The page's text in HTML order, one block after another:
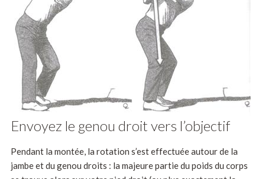
Envoyez le genou droit vers l’objectif
Pendant la montée, la rotation s’est effectuée autour de la
jambe et du genou droits : la majeure partie du poids du corps